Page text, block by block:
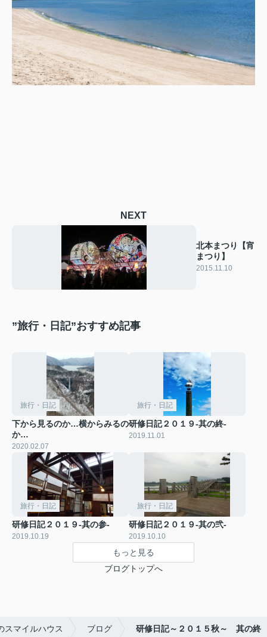
NEXT
北本まつり【宵
まつり】
2015.11.10
”旅行・日記”おすすめ記事
旅行・日記
下から見るのか…横からみるの
か…
2020.02.07
旅行・日記
研修日記２０１９-其の終-
2019.11.01
旅行・日記
研修日記２０１９-其の参-
2019.10.19
旅行・日記
研修日記２０１９-其の弐-
2019.10.10
もっと見る
ブログトップへ
スマイルハウス ブログ 研修日記～２０１５秋～ 其の終